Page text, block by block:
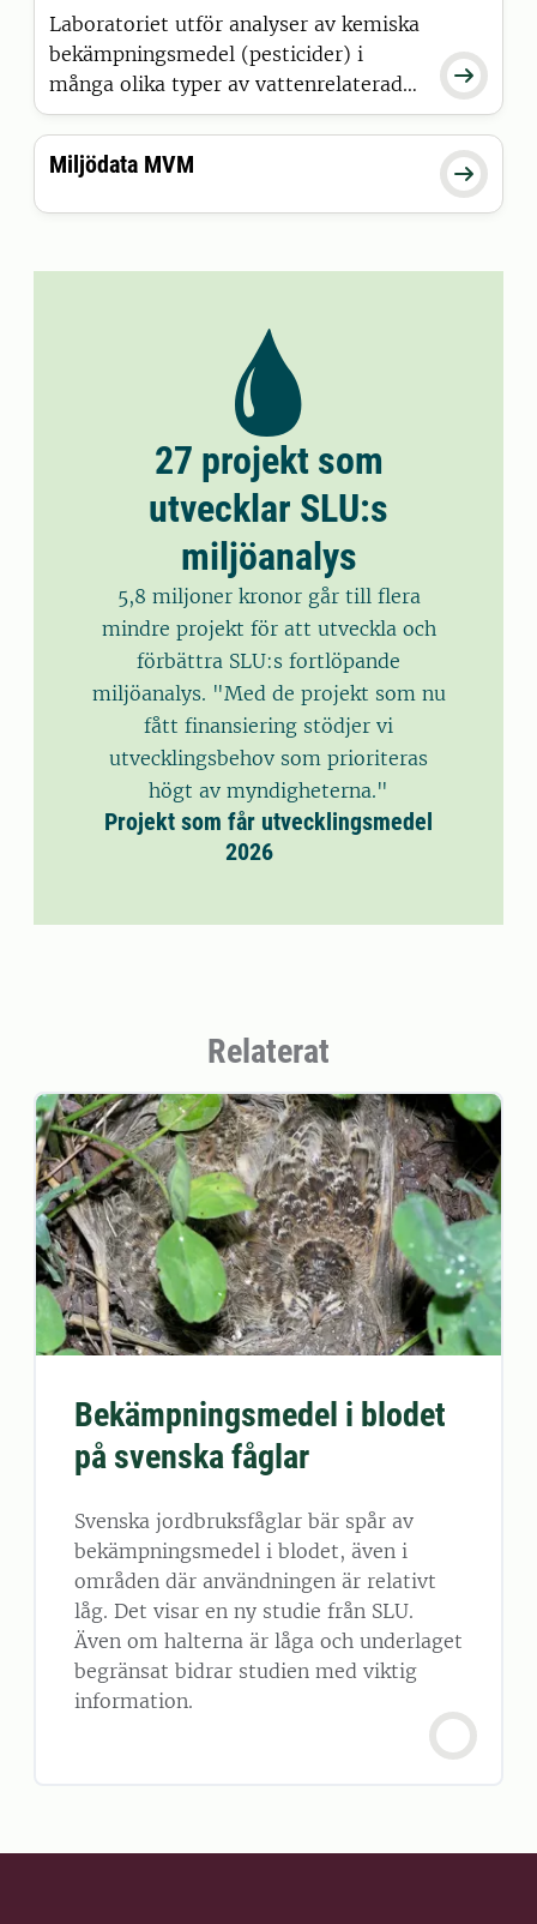
förknippade med användningen av
bekämpningsmedel.

Laboratoriet utför analyser av kemiska
bekämpningsmedel (pesticider) i
många olika typer av vattenrelaterade
miljöer. Det är främst olika
ytvatten), men även sediment och

Miljödata MVM
27 projekt som
utvecklar SLU:s
miljöanalys
5,8 miljoner kronor går till flera
mindre projekt för att utveckla och
förbättra SLU:s fortlöpande
miljöanalys. "Med de projekt som nu
fått finansiering stödjer vi
utvecklingsbehov som prioriteras
högt av myndigheterna."
Projekt som får utvecklingsmedel
2026
Relaterat
Bekämpningsmedel i blodet
på svenska fåglar
Svenska jordbruksfåglar bär spår av
bekämpningsmedel i blodet, även i
områden där användningen är relativt
låg. Det visar en ny studie från SLU.
Även om halterna är låga och underlaget
begränsat bidrar studien med viktig
information.